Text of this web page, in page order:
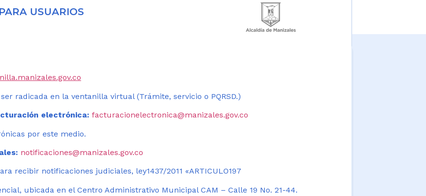
USUARIOS
radicada en la ventanilla virtual (Trámite, servicio o PQRSD.)
electrónica: facturacionelectronica@manizales.gov.co
por este medio.
notificaciones@manizales.gov.co
recibir notificaciones judiciales, ley1437/2011 «ARTICULO197
ubicada en el Centro Administrativo Municipal CAM – Calle 19 No. 21-44.